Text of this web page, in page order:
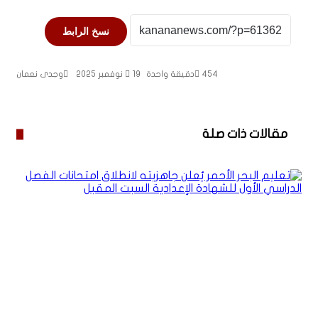
نسخ الرابط
وجدى نعمان 19 نوفمبر 2025 454 دقيقة واحدة
مقالات ذات صلة